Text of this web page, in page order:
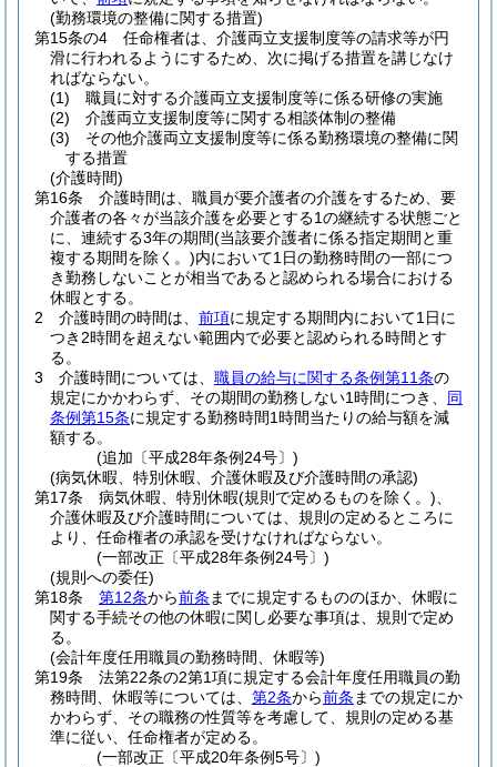
(勤務環境の整備に関する措置)
第15条の4
任命権者は、介護両立支援制度等の請求等が円
滑に行われるようにするため、次に掲げる措置を講じなけ
ればならない。
(1)
職員に対する介護両立支援制度等に係る研修の実施
(2)
介護両立支援制度等に関する相談体制の整備
(3)
その他介護両立支援制度等に係る勤務環境の整備に関
する措置
(介護時間)
第16条
介護時間は、職員が要介護者の介護をするため、要
介護者の各々が当該介護を必要とする1の継続する状態ごと
に、連続する3年の期間(当該要介護者に係る指定期間と重
複する期間を除く。)内において1日の勤務時間の一部につ
き勤務しないことが相当であると認められる場合における
休暇とする。
2
介護時間の時間は、 前項に規定する期間内において1日に
つき2時間を超えない範囲内で必要と認められる時間とす
る。
3
介護時間については、 職員の給与に関する条例第11条の
規定にかかわらず、その期間の勤務しない1時間につき、 同
条例第15条に規定する勤務時間1時間当たりの給与額を減
額する。
(追加〔平成28年条例24号〕)
(病気休暇、特別休暇、介護休暇及び介護時間の承認)
第17条
病気休暇、特別休暇(規則で定めるものを除く。)
介護休暇及び介護時間については、規則の定めるところに
より、任命権者の承認を受けなければならない。
(一部改正〔平成28年条例24号〕)
(規則への委任)
第18条
第12条から前条 までに規定するもののほか、休暇に
関する手続その他の休暇に関し必要な事項は、規則で定め
る。
(会計年度任用職員の勤務時間、休暇等)
第19条
法第22条の2第1項に規定する会計年度任用職員の勤
務時間、休暇等については、 第2条から前条 までの規定にか
かわらず、その職務の性質等を考慮して、規則の定める基
準に従い、任命権者が定める。
(一部改正〔平成20年条例5号〕)